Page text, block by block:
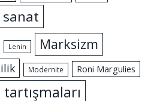
Lenin Marksizm
Modernite Roni Margulies